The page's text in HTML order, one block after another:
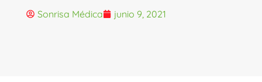
Sonrisa Médica junio 9, 2021